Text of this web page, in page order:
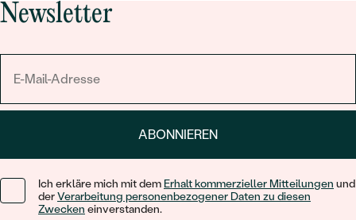
Newsletter
ABONNIEREN
Ich erkläre mich mit dem Erhalt kommerzieller Mitteilungen und
derVerarbeitung personenbezogener Daten zu diesen
Zwecken einverstanden.